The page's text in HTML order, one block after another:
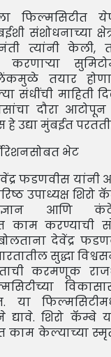
फिल्मसिटीत
संशोधनाच्या
त्यांनी केली,
करणार्‍या
तयार
संधींची माहिती
दौरा आटोपून
उद्या मुंबईत
भेट
फडणवीस यांनी
उपाध्यक्ष शिरो
आणि
काम करण्याची
देवेंद्र
सुद्धा
करमणूक
या
द्यावे. शिरो कॅम्बे
केल्याच्या